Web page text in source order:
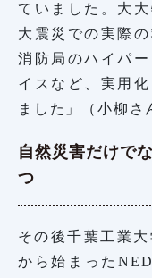
ていました。大
大震災での実際
消防局のハイパ
イスなど、実用
ました」（小柳さ
自然災害だけで
つ
その後千葉工業
から始まった